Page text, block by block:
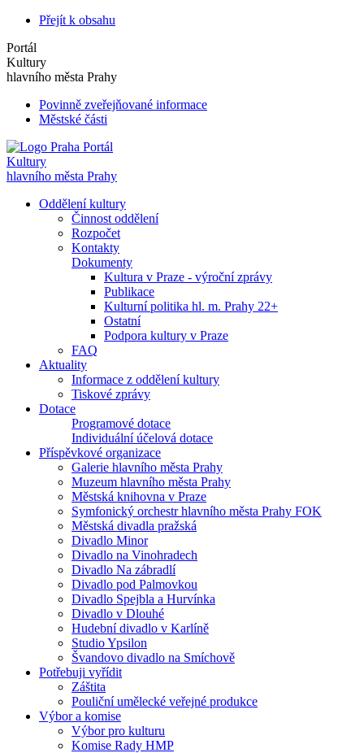
Přejít k obsahu
Portál
Kultury
hlavního města Prahy
Povinně zveřejňované informace
Městské části
Portál
Kultury
hlavního města Prahy
Oddělení kultury
Činnost oddělení
Rozpočet
Kontakty
Dokumenty
Kultura v Praze - výroční zprávy
Publikace
Kulturní politika hl. m. Prahy 22+
Ostatní
Podpora kultury v Praze
FAQ
Aktuality
Informace z oddělení kultury
Tiskové zprávy
Dotace
Programové dotace
Individuální účelová dotace
Příspěvkové organizace
Galerie hlavního města Prahy
Muzeum hlavního města Prahy
Městská knihovna v Praze
Symfonický orchestr hlavního města Prahy FOK
Městská divadla pražská
Divadlo Minor
Divadlo na Vinohradech
Divadlo Na zábradlí
Divadlo pod Palmovkou
Divadlo Spejbla a Hurvínka
Divadlo v Dlouhé
Hudební divadlo v Karlíně
Studio Ypsilon
Švandovo divadlo na Smíchově
Potřebuji vyřídit
Záštita
Pouliční umělecké veřejné produkce
Výbor a komise
Výbor pro kulturu
Komise Rady HMP